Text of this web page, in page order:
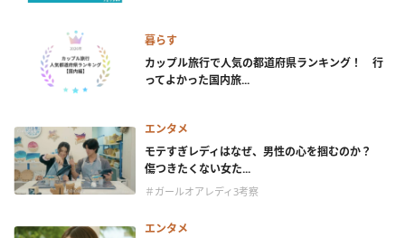
暮らす
カップル旅行で人気の都道府県ランキング！ 行
ってよかった国内旅...
エンタメ
モテすぎレディはなぜ、男性の心を掴むのか？
傷つきたくない女た...
＃ガールオアレディ3考察
エンタメ